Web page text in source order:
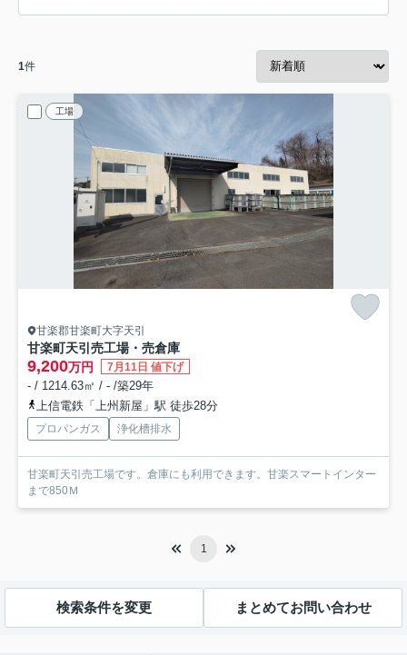
1件
工場
甘楽郡甘楽町大字天引
甘楽町天引売工場・売倉庫
9,200万円 7月11日 値下げ
- / 1214.63㎡ / - /築29年
上信電鉄「上州新屋」駅 徒歩28分
プロパンガス 浄化槽排水
甘楽町天引売工場です。倉庫にも利用できます。甘楽スマートインター
まで850Ｍ
1
検索条件を変更 まとめてお問い合わせ